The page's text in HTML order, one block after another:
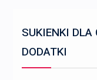
SUKIENKI DLA
DODATKI